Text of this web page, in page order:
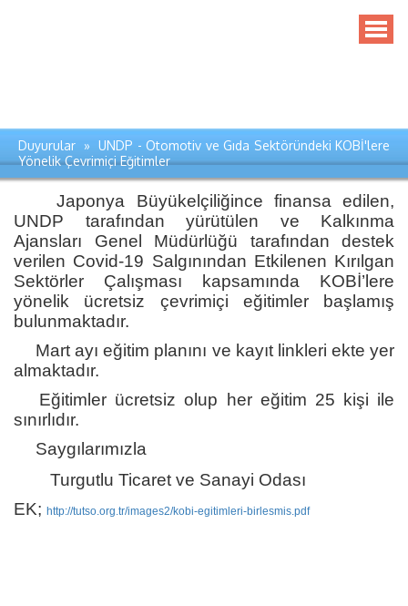
Duyurular » UNDP - Otomotiv ve Gıda Sektöründeki KOBİ'lere
Yönelik Çevrimiçi Eğitimler
Japonya Büyükelçiliğince finansa edilen,
UNDP tarafından yürütülen ve Kalkınma
Ajansları Genel Müdürlüğü tarafından destek
verilen Covid-19 Salgınından Etkilenen Kırılgan
Sektörler Çalışması kapsamında KOBİ’lere
yönelik ücretsiz çevrimiçi eğitimler başlamış
bulunmaktadır.
Mart ayı eğitim planını ve kayıt linkleri ekte yer
almaktadır.
Eğitimler ücretsiz olup her eğitim 25 kişi ile
sınırlıdır.
Saygılarımızla
Turgutlu Ticaret ve Sanayi Odası
EK; http://tutso.org.tr/images2/kobi-egitimleri-birlesmis.pdf